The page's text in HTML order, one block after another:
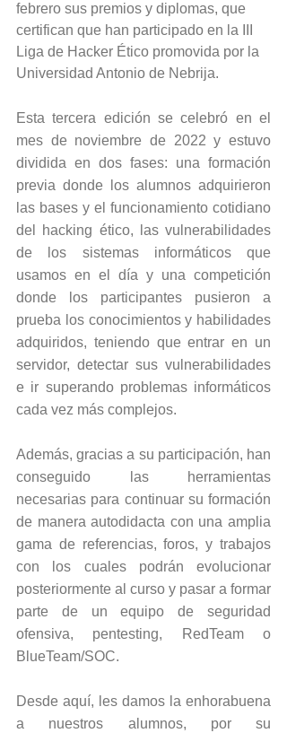
febrero sus premios y diplomas, que
certifican que han participado en la III
Liga de Hacker Ético promovida por la
Universidad Antonio de Nebrija.
Esta tercera edición se celebró en el
mes de noviembre de 2022 y estuvo
dividida en dos fases: una formación
previa donde los alumnos adquirieron
las bases y el funcionamiento cotidiano
del hacking ético, las vulnerabilidades
de los sistemas informáticos que
usamos en el día y una competición
donde los participantes pusieron a
prueba los conocimientos y habilidades
adquiridos, teniendo que entrar en un
servidor, detectar sus vulnerabilidades
e ir superando problemas informáticos
cada vez más complejos.
Además, gracias a su participación, han
conseguido las herramientas
necesarias para continuar su formación
de manera autodidacta con una amplia
gama de referencias, foros, y trabajos
con los cuales podrán evolucionar
posteriormente al curso y pasar a formar
parte de un equipo de seguridad
ofensiva, pentesting, RedTeam o
BlueTeam/SOC.
Desde aquí, les damos la enhorabuena
a nuestros alumnos, por su